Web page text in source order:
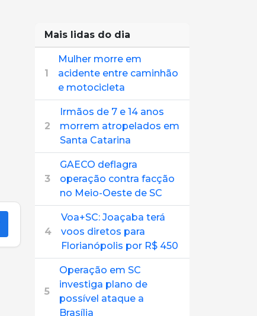
Mais lidas do dia
1
Mulher morre em
acidente entre caminhão
e motocicleta
2
Irmãos de 7 e 14 anos
morrem atropelados em
Santa Catarina
3
GAECO deflagra
operação contra facção
no Meio-Oeste de SC
4
Voa+SC: Joaçaba terá
voos diretos para
Florianópolis por R$ 450
5
Operação em SC
investiga plano de
possível ataque a
Brasília